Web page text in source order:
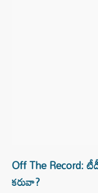
Off The Record:
కరువా?